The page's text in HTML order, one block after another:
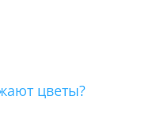
цветы?